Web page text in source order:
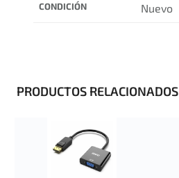
CONDICIÓN Nuevo
PRODUCTOS RELACIONADOS